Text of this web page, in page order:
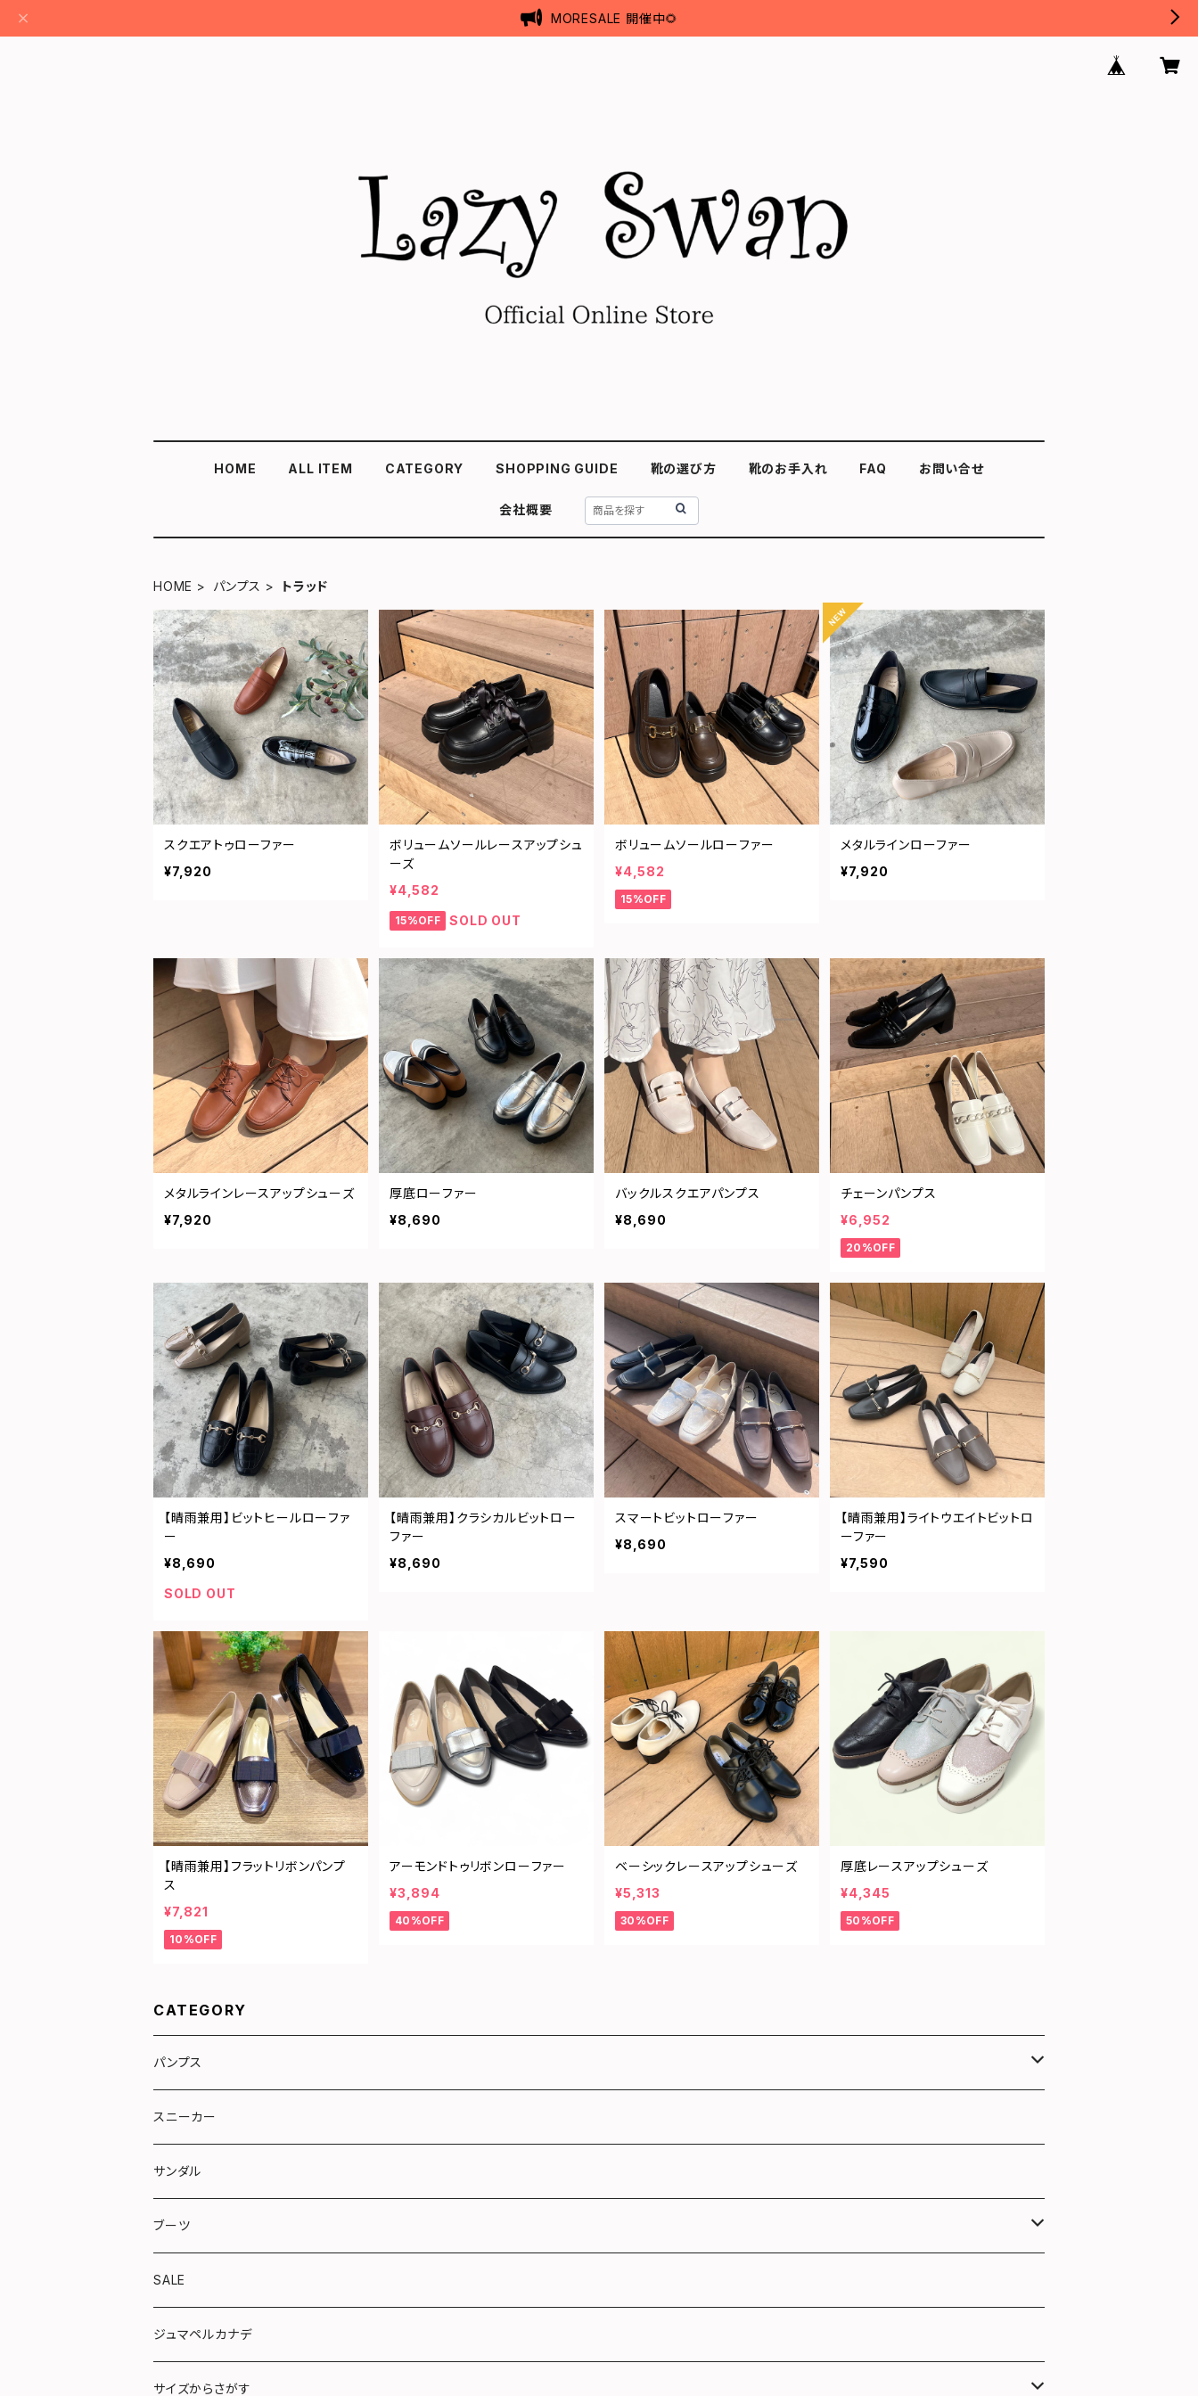
MORESALE 開催中🌻
HOME ALL ITEM CATEGORY SHOPPING GUIDE 靴の選び方 靴のお手入れ FAQ お問い合せ
会社概要
HOME パンプス トラッド
スクエアトゥローファー
¥7,920
ボリュームソールレースアップシュ
ーズ
¥4,582
15%OFF SOLD OUT
ボリュームソールローファー
¥4,582
15%OFF
メタルラインローファー
¥7,920
メタルラインレースアップシューズ
¥7,920
厚底ローファー
¥8,690
バックルスクエアパンプス
¥8,690
チェーンパンプス
¥6,952
20%OFF
【晴雨兼用】ビットヒールローファ
ー
¥8,690
SOLD OUT
【晴雨兼用】クラシカルビットロー
ファー
¥8,690
スマートビットローファー
¥8,690
【晴雨兼用】ライトウエイトビットロ
ーファー
¥7,590
【晴雨兼用】フラットリボンパンプ
ス
¥7,821
10%OFF
アーモンドトゥリボンローファー
¥3,894
40%OFF
ベーシックレースアップシューズ
¥5,313
30%OFF
厚底レースアップシューズ
¥4,345
50%OFF
CATEGORY
パンプス
リボン
トラッド
やさしい靴シリーズ
スニーカー
サンダル
ブーツ
ショート
ロング
SALE
ジュマペルカナデ
サイズからさがす